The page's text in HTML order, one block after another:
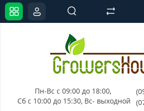
Пн-Вс с 09:00 до 18:00,
Сб с 10:00 до 15:30, Вс- выходной